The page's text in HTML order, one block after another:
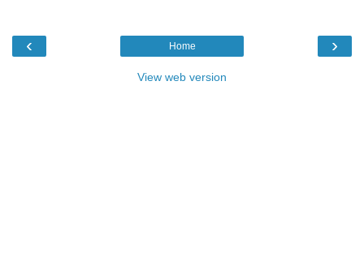
‹ ›
Home
View web version